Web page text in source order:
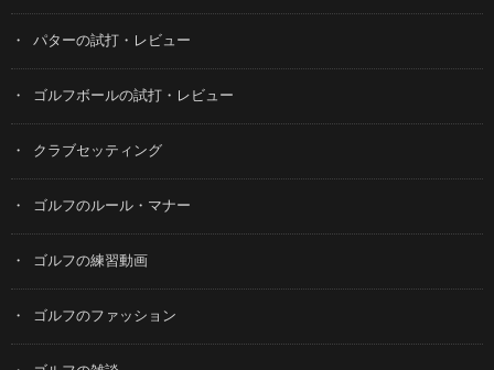
パターの試打・レビュー
ゴルフボールの試打・レビュー
クラブセッティング
ゴルフのルール・マナー
ゴルフの練習動画
ゴルフのファッション